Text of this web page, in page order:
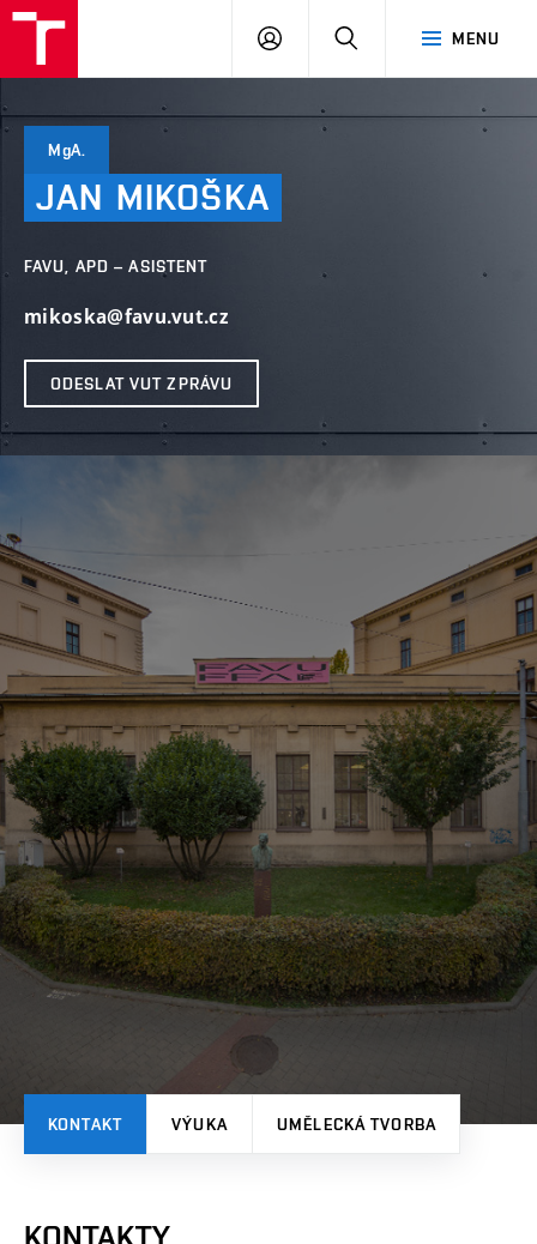
MENU
PŘIHLÁSIT
MgA.
JAN MIKOŠKA
FAVU, APD – ASISTENT
mikoska@favu.vut.cz
ODESLAT VUT ZPRÁVU
KONTAKT VÝUKA UMĚLECKÁ TVORBA
KONTAKTY